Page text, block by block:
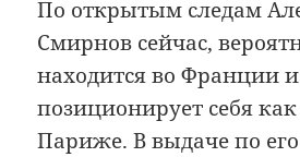
По открытым следам
Смирнов сейчас,
находится во Франции
позиционирует себя
Париже. В выдаче по